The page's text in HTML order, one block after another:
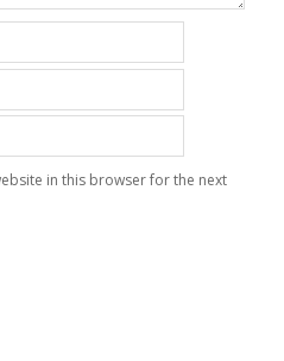
in this browser for the next